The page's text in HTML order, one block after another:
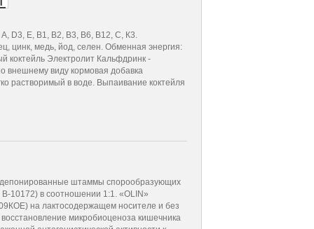
А, D3, Е, В1, В2, В3, В6, В12, С, К3.
цинк, медь, йод, селен. Обменная энергия:
коктейль Электролит Кальфдринк -
внешнему виду кормовая добавка
растворимый в воде. Выпаивание коктейля
штаммы спорообразующих
10172) в соотношении 1:1. «OLIN»
на лактосодержащем носителе и без
микробиоценоза кишечника